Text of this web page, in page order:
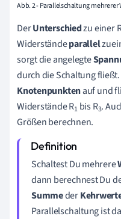
Abb. 2 - Parallelschaltung mehrerer
DerUnterschiedzu einer
Widerständeparallel
sorgt die angelegte
durch die Schaltung
Knotenpunktenauf und
Widerstände R1 bis R3.
Größen berechnen.
Schaltest Du mehrere
dann berechnest Du
Summeder
Parallelschaltung ist